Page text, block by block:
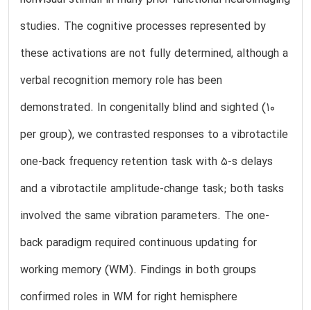
studies. The cognitive processes represented by
these activations are not fully determined, although a
verbal recognition memory role has been
demonstrated. In congenitally blind and sighted (10
per group), we contrasted responses to a vibrotactile
one-back frequency retention task with 5-s delays
and a vibrotactile amplitude-change task; both tasks
involved the same vibration parameters. The one-
back paradigm required continuous updating for
working memory (WM). Findings in both groups
confirmed roles in WM for right hemisphere